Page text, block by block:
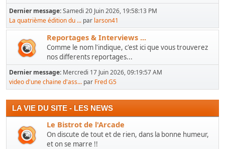
Dernier message:Samedi 20 Juin 2026, 19:58:13 PM
La quatrième édition du ... par larson41
Reportages & Interviews ...
Comme le nom l'indique, c'est ici que vous trouverez
nos differents reportages...
Dernier message: Mercredi 17 Juin 2026, 09:19:57 AM
video d'une chaine d'ass... par Fred G5
LA VIE DU SITE - LES NEWS
Le Bistrot de l'Arcade
On discute de tout et de rien, dans la bonne humeur,
et on se marre !!